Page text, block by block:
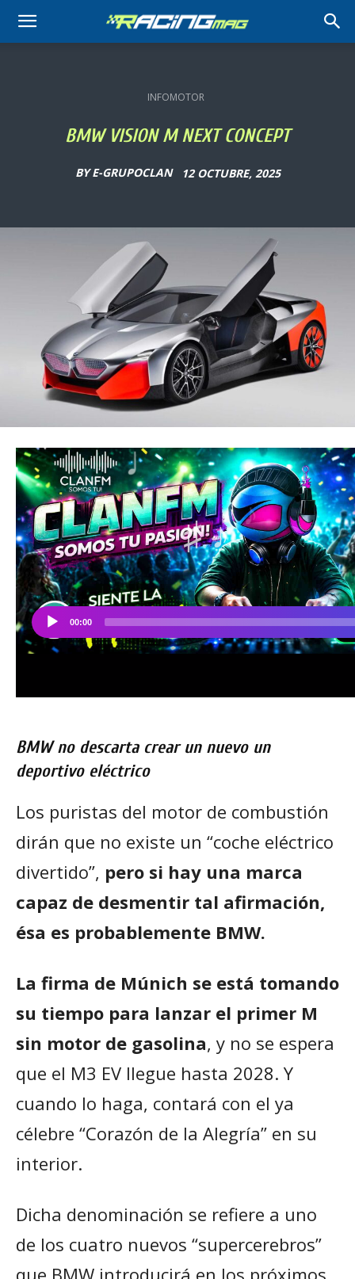
RACING
INFOMOTOR
BMW VISION M NEXT CONCEPT
BY E-GRUPOCLAN 12 OCTUBRE, 2025
BMW no descarta crear un nuevo un
deportivo eléctrico
Los puristas del motor de combustión
dirán que no existe un “coche eléctrico
divertido”, pero si hay una marca
capaz de desmentir tal afirmación,
ésa es probablemente BMW.
La firma de Múnich se está tomando
su tiempo para lanzar el primer M
sin motor de gasolina, y no se espera
que el M3 EV llegue hasta 2028. Y
cuando lo haga, contará con el ya
célebre “Corazón de la Alegría” en su
interior.
Dicha denominación se refiere a uno
de los cuatro nuevos “supercerebros”